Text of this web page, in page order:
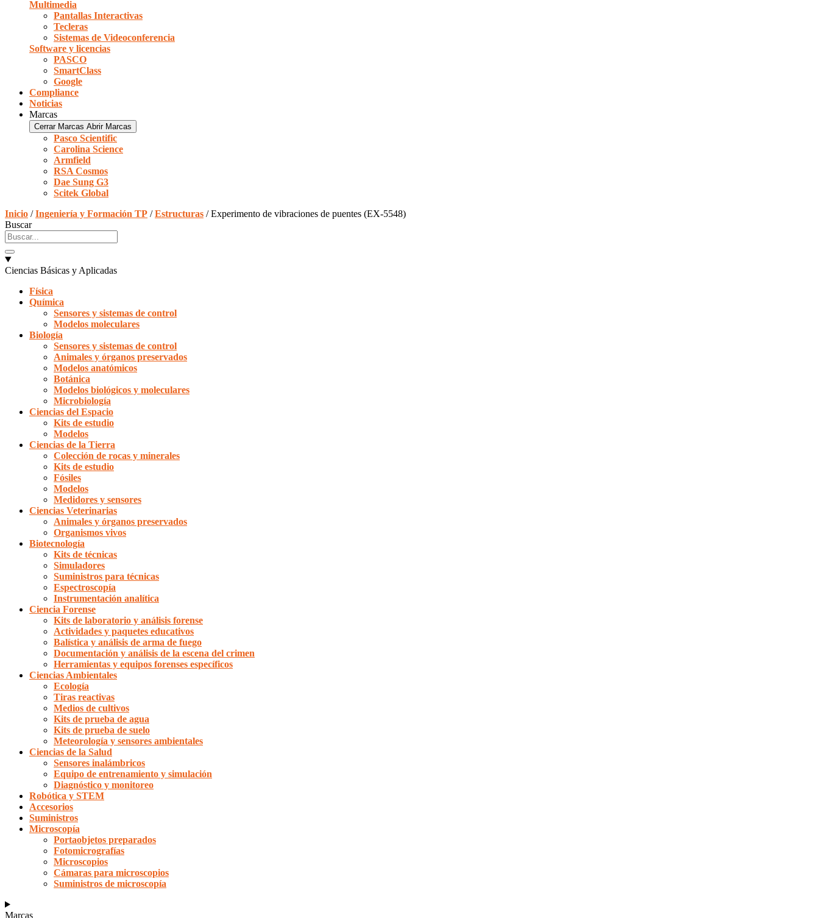
Multimedia
Pantallas Interactivas
Tecleras
Sistemas de Videoconferencia
Software y licencias
PASCO
SmartClass
Google
Compliance
Noticias
Marcas
Cerrar Marcas Abrir Marcas
Pasco Scientific
Carolina Science
Armfield
RSA Cosmos
Dae Sung G3
Scitek Global
Inicio /Ingeniería y Formación TP /Estructuras / Experimento de vibraciones de puentes (EX-5548)
Buscar
Ciencias Básicas y Aplicadas
Física
Química
Sensores y sistemas de control
Modelos moleculares
Biología
Sensores y sistemas de control
Animales y órganos preservados
Modelos anatómicos
Botánica
Modelos biológicos y moleculares
Microbiología
Ciencias del Espacio
Kits de estudio
Modelos
Ciencias de la Tierra
Colección de rocas y minerales
Kits de estudio
Fósiles
Modelos
Medidores y sensores
Ciencias Veterinarias
Animales y órganos preservados
Organismos vivos
Biotecnología
Kits de técnicas
Simuladores
Suministros para técnicas
Espectroscopía
Instrumentación analítica
Ciencia Forense
Kits de laboratorio y análisis forense
Actividades y paquetes educativos
Balística y análisis de arma de fuego
Documentación y análisis de la escena del crimen
Herramientas y equipos forenses específicos
Ciencias Ambientales
Ecología
Tiras reactivas
Medios de cultivos
Kits de prueba de agua
Kits de prueba de suelo
Meteorología y sensores ambientales
Ciencias de la Salud
Sensores inalámbricos
Equipo de entrenamiento y simulación
Diagnóstico y monitoreo
Robótica y STEM
Accesorios
Suministros
Microscopía
Portaobjetos preparados
Fotomicrografías
Microscopios
Cámaras para microscopios
Suministros de microscopía
Marcas